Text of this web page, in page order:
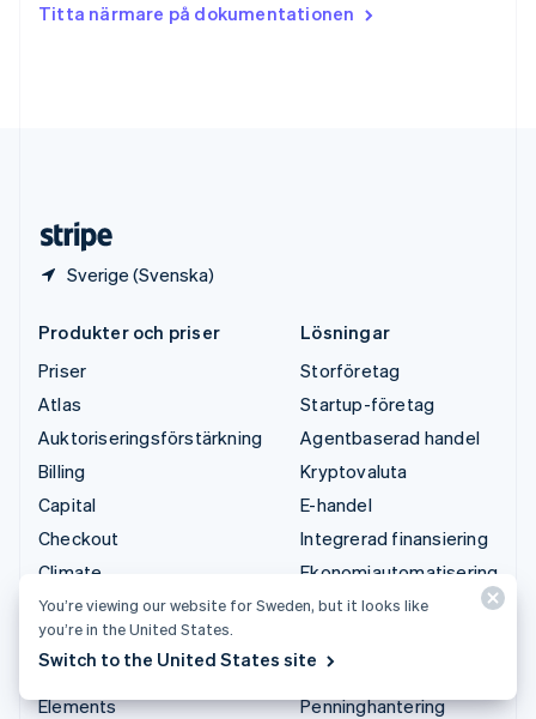
Titta närmare på dokumentationen
Sverige (Svenska)
English
Produkter och priser
Priser
Atlas
Auktoriseringsförstärkning
Billing
Capital
Checkout
Climate
Connect
Kryptovaluta
Data Pipeline
Elements
Lösningar
Storföretag
Startup-företag
Agentbaserad handel
Kryptovaluta
E-handel
Integrerad finansiering
Ekonomiautomatisering
Globala företag
Marknadsplatser
Penninghantering
You’re viewing our website for Sweden, but it looks like
you’re in the United States.
Switch to the United States site